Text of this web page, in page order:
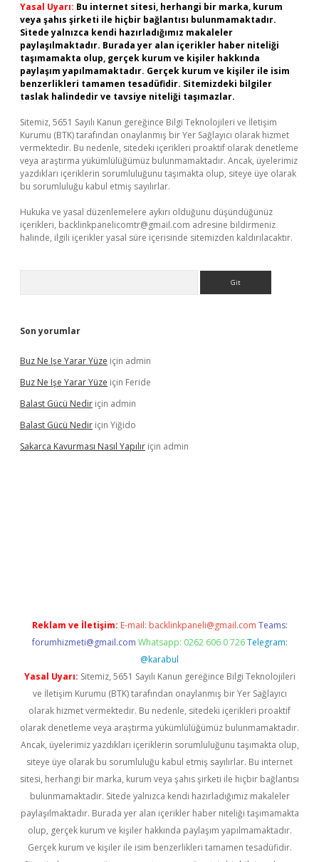
Yasal Uyarı: Bu internet sitesi, herhangi bir marka, kurum
veya şahıs şirketi ile hiçbir bağlantısı bulunmamaktadır.
Sitede yalnızca kendi hazırladığımız makaleler
paylaşılmaktadır. Burada yer alan içerikler haber niteliği
taşımamakta olup, gerçek kurum ve kişiler hakkında
paylaşım yapılmamaktadır. Gerçek kurum ve kişiler ile isim
benzerlikleri tamamen tesadüfidir. Sitemizdeki bilgiler
taslak halindedir ve tavsiye niteliği taşımazlar.
Sitemiz, 5651 Sayılı Kanun gereğince Bilgi Teknolojileri ve İletişim
Kurumu (BTK) tarafından onaylanmış bir Yer Sağlayıcı olarak hizmet
vermektedir. Bu nedenle, sitedeki içerikleri proaktif olarak denetleme
veya araştırma yükümlülüğümüz bulunmamaktadır. Ancak, üyelerimiz
yazdıkları içeriklerin sorumluluğunu taşımakta olup, siteye üye olarak
bu sorumluluğu kabul etmiş sayılırlar.
Hukuka ve yasal düzenlemelere aykırı olduğunu düşündüğünüz
içerikleri, backlinkpanelicomtr@gmail.com adresine bildirmeniz
halinde, ilgili içerikler yasal süre içerisinde sitemizden kaldırılacaktır.
Son yorumlar
Buz Ne Işe Yarar Yüze için admin
Buz Ne Işe Yarar Yüze için Feride
Balast Gücü Nedir için admin
Balast Gücü Nedir için Yiğido
Sakarca Kavurması Nasıl Yapılır için admin
Reklam ve İletişim: E-mail: backlinkpaneli@gmail.com Teams:
forumhizmeti@gmail.com Whatsapp: 0262 606 0 726 Telegram:
@karabul
Yasal Uyarı: Sitemiz, 5651 Sayılı Kanun gereğince Bilgi Teknolojileri
ve İletişim Kurumu (BTK) tarafından onaylanmış bir Yer Sağlayıcı
olarak hizmet vermektedir. Bu nedenle, sitedeki içerikleri proaktif
olarak denetleme veya araştırma yükümlülüğümüz bulunmamaktadır.
Ancak, üyelerimiz yazdıkları içeriklerin sorumluluğunu taşımakta olup,
siteye üye olarak bu sorumluluğu kabul etmiş sayılırlar. Bu internet
sitesi, herhangi bir marka, kurum veya şahıs şirketi ile hiçbir bağlantısı
bulunmamaktadır. Sitede yalnızca kendi hazırladığımız makaleler
paylaşılmaktadır. Burada yer alan içerikler haber niteliği taşımamakta
olup, gerçek kurum ve kişiler hakkında paylaşım yapılmamaktadır.
Gerçek kurum ve kişiler ile isim benzerlikleri tamamen tesadüfidir.